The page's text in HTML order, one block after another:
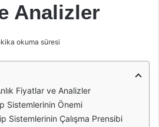
Analizler
okuma süresi
Fiyatlar ve Analizler
Sistemlerinin Önemi
Sistemlerinin Çalışma Prensibi